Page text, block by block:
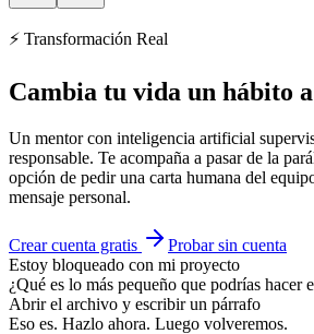
⚡ Transformación Real
Cambia tu vida un hábito
Un mentor con inteligencia artificial
responsable. Te acompaña a pasar de la
opción de pedir una carta humana del
mensaje personal.
Crear cuenta gratis
Probar sin cuenta
Estoy bloqueado con mi proyecto
¿Qué es lo más pequeño que podrías hacer
Abrir el archivo y escribir un párrafo
Eso es. Hazlo ahora. Luego volveremos.